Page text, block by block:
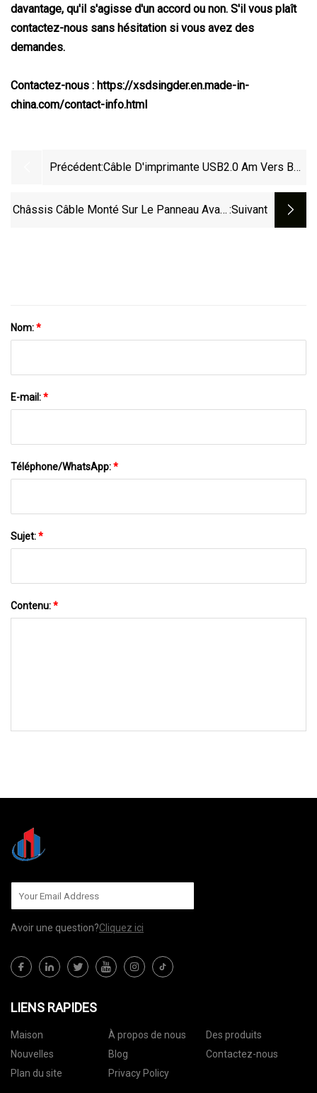
davantage, qu'il s'agisse d'un accord ou non. S'il vous plaît
contactez-nous sans hésitation si vous avez des
demandes.
Contactez-nous : https://xsdsingder.en.made-in-
china.com/contact-info.html
Précédent:Câble D'imprimante USB2.0 Am Vers Bm
Châssis Câble Monté Sur Le Panneau Avant :suivant
Nom:*
E-mail:*
Téléphone/WhatsApp:*
Sujet:*
Contenu:*
Avoir une question?Cliquez ici
LIENS RAPIDES
Maison À propos de nous
Des produits
Nouvelles
Blog
Contactez-nous
Plan du site
Privacy Policy